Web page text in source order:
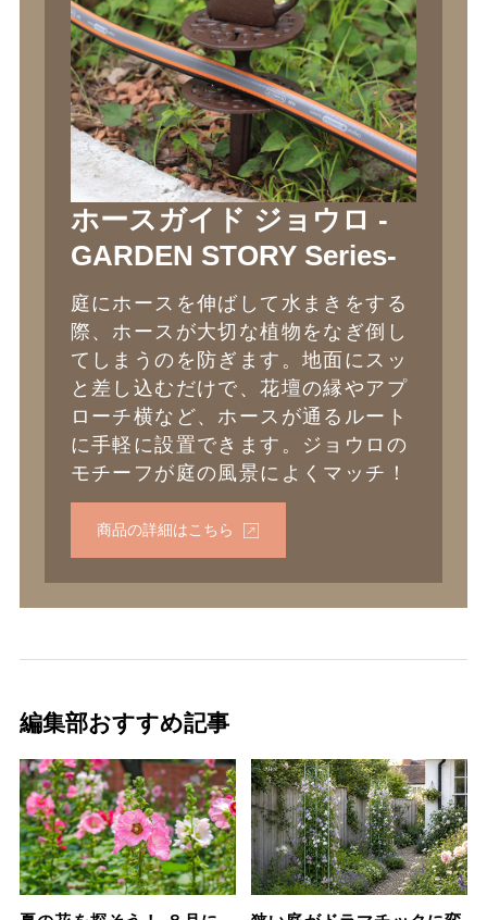
ホースガイド ジョウロ -
GARDEN STORY Series-
庭にホースを伸ばして水まきをする
際、ホースが大切な植物をなぎ倒し
てしまうのを防ぎます。地面にスッ
と差し込むだけで、花壇の縁やアプ
ローチ横など、ホースが通るルート
に手軽に設置できます。ジョウロの
モチーフが庭の風景によくマッチ！
商品の詳細はこちら
編集部おすすめ記事